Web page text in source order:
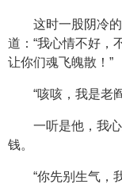
这时一股阴冷
道：“我心情不好，
让你们魂飞魄散！”
“咳咳，我是老
一听是他，我
钱。
“你先别生气，